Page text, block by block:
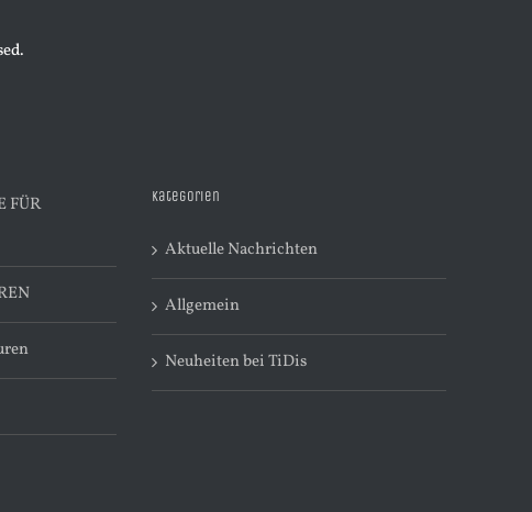
FÜR
Kategorien
Aktuelle Nachrichten
Allgemein
Neuheiten bei TiDis